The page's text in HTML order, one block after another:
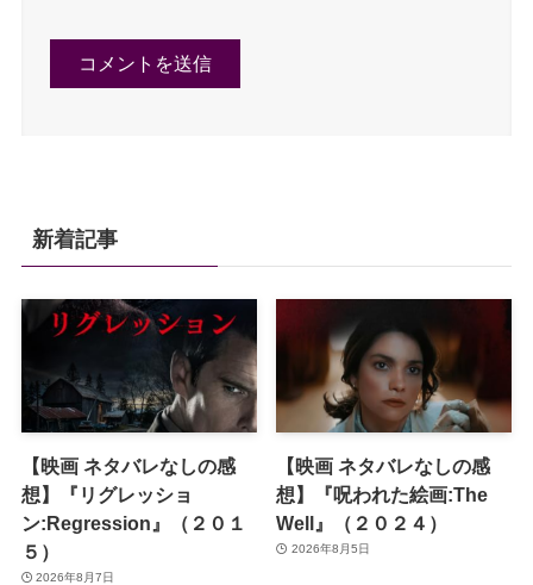
新着記事
【映画 ネタバレなしの感
想】『リグレッショ
ン:Regression』（２０１
５）
2026年8月7日
【映画 ネタバレなしの感
想】『呪われた絵画:The
Well』（２０２４）
2026年8月5日